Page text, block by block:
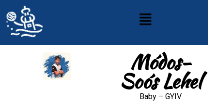
Módos-
Soós Lehel
Baby– GYIV